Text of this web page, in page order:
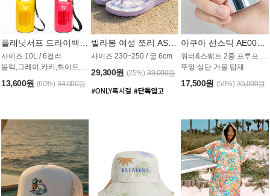
사이즈 10L / 6컬러
블랙,그레이,카키,화이트,옐로우,핑크
13,600원 (60%) 34,000원
사이즈 230~250 / 굽 6cm
29,300원 (25%) 39,000원
워터&스웨트 2중 프루프 / SPF 50+
뚜껑 상단 거울 탑재
17,500원 (50%) 35,000원